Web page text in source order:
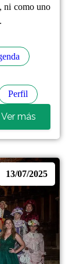
ni como uno
Perfil
Ver más
13/07/2025